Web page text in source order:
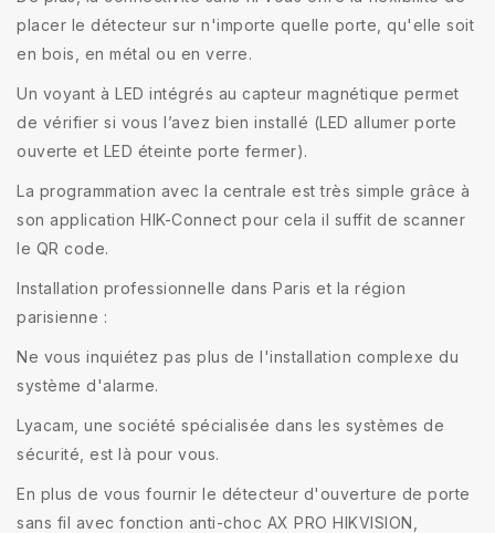
placer le détecteur sur n'importe quelle porte, qu'elle soit
en bois, en métal ou en verre.
Un voyant à LED intégrés au capteur magnétique permet
de vérifier si vous l’avez bien installé (LED allumer porte
ouverte et LED éteinte porte fermer).
La programmation avec la centrale est très simple grâce à
son application HIK-Connect pour cela il suffit de scanner
le QR code.
Installation professionnelle dans Paris et la région
parisienne :
Ne vous inquiétez pas plus de l'installation complexe du
système d'alarme.
Lyacam, une société spécialisée dans les systèmes de
sécurité, est là pour vous.
En plus de vous fournir le détecteur d'ouverture de porte
sans fil avec fonction anti-choc AX PRO HIKVISION,